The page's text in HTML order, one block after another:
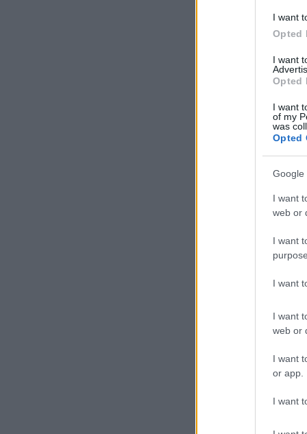
I want
Opted
I want
Opted
I want
of my
was
Opted
Google
I want
web or
I want
I want
I want
web or
I want
or app.
I want